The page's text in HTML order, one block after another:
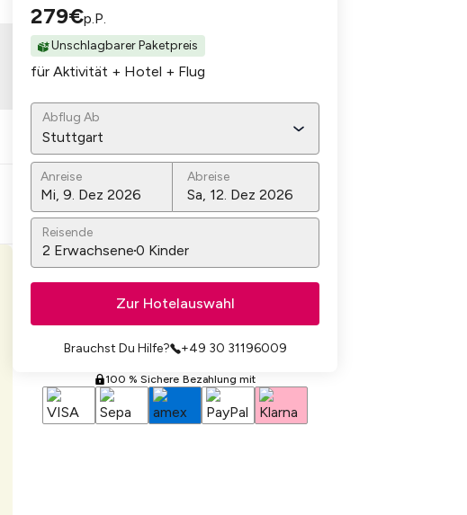
279€p.P.
Unschlagbarer Paketpreis
für Aktivität + Hotel + Flug
Abflug Ab
Stuttgart
Anreise Abreise
Reisende
2 Erwachsene0 Kinder
Zur Hotelauswahl
Brauchst Du Hilfe? +49 30 31196009
100 % Sichere Bezahlung mit